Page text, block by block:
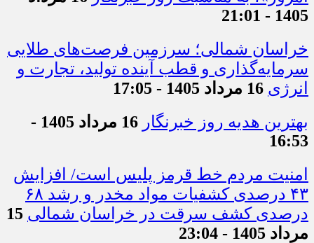
1405 - 21:01
خراسان شمالی؛ سرزمین فرصت‌های طلایی
سرمایه‌گذاری و قطب آینده تولید، تجارت و
انرژی 16 مرداد 1405 - 17:05
بهترین هدیه روز خبرنگار
16 مرداد 1405 -
16:53
امنیت مردم خط قرمز پلیس است/ افزایش
۴۳ درصدی کشفیات مواد مخدر و رشد ۶۸
درصدی کشف سرقت در خراسان شمالی 15
مرداد 1405 - 23:04